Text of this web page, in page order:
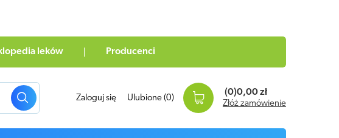
leków Producenci
Zaloguj się Ulubione (0)
(0)0,00 zł
Złóż zamówienie